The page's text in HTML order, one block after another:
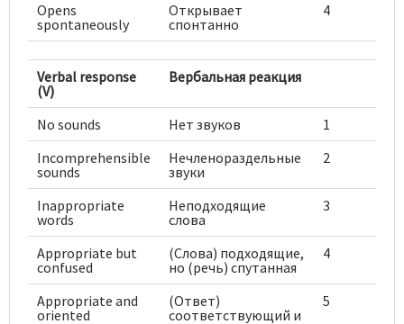
Opens
spontaneously
Открывает
спонтанно
4
Verbal response
(V)
Вербальная реакция
No sounds Нет звуков
1
Incomprehensible
sounds
Нечленораздельные
звуки
2
Inappropriate
words
Неподходящие
слова
3
Appropriate but
confused
(Слова) подходящие,
но (речь) спутанная
4
Appropriate and
oriented
(Ответ)
соответствующий и
5